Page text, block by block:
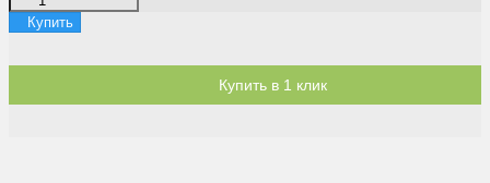
Купить
Купить в 1 клик